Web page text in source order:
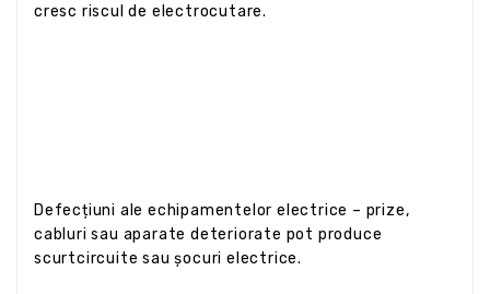
cresc riscul de electrocutare.
Defecțiuni ale echipamentelor electrice – prize,
cabluri sau aparate deteriorate pot produce
scurtcircuite sau șocuri electrice.